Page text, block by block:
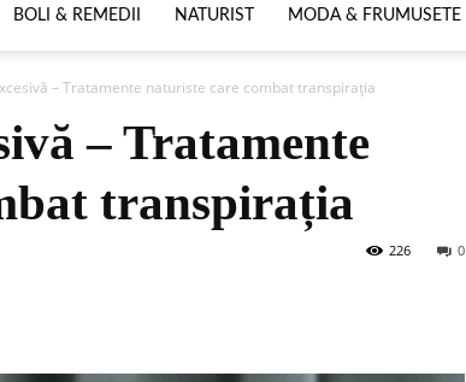
BOLI & REMEDII NATURIST MODA & FRUMUSETE
– Tratamente naturiste care combat transpirația
– Tratamente
transpirația
0
226